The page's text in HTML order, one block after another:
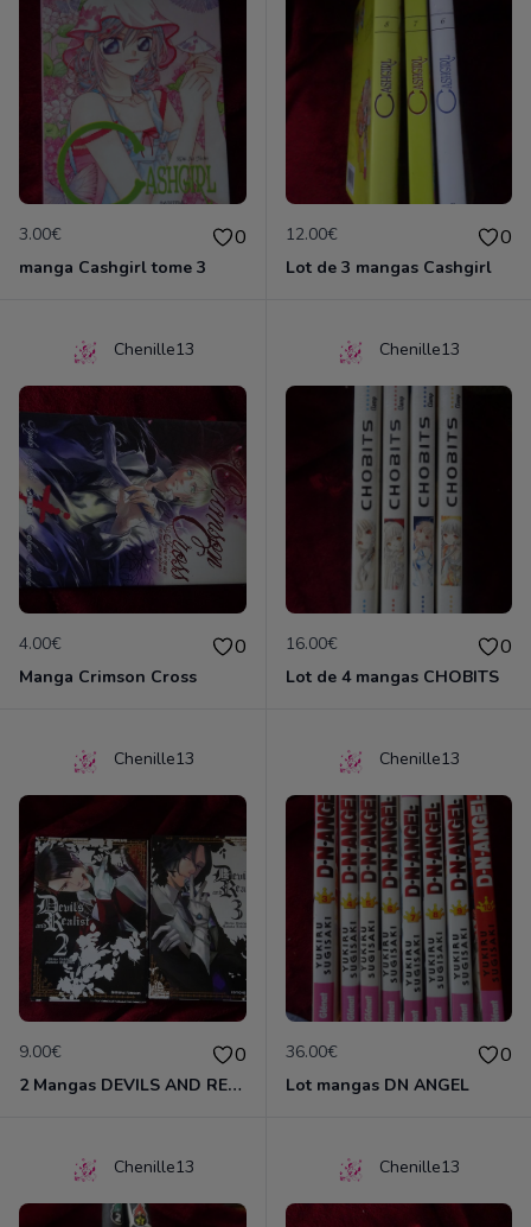
3.00€ 0
manga Cashgirl tome 3
12.00€ 0
Lot de 3 mangas Cashgirl
Chenille13
4.00€ 0
Manga Crimson Cross
Chenille13
16.00€ 0
Lot de 4 mangas CHOBITS
Chenille13
9.00€ 0
2 Mangas DEVILS AND REALIST
Chenille13
36.00€ 0
Lot mangas DN ANGEL
Chenille13 Chenille13